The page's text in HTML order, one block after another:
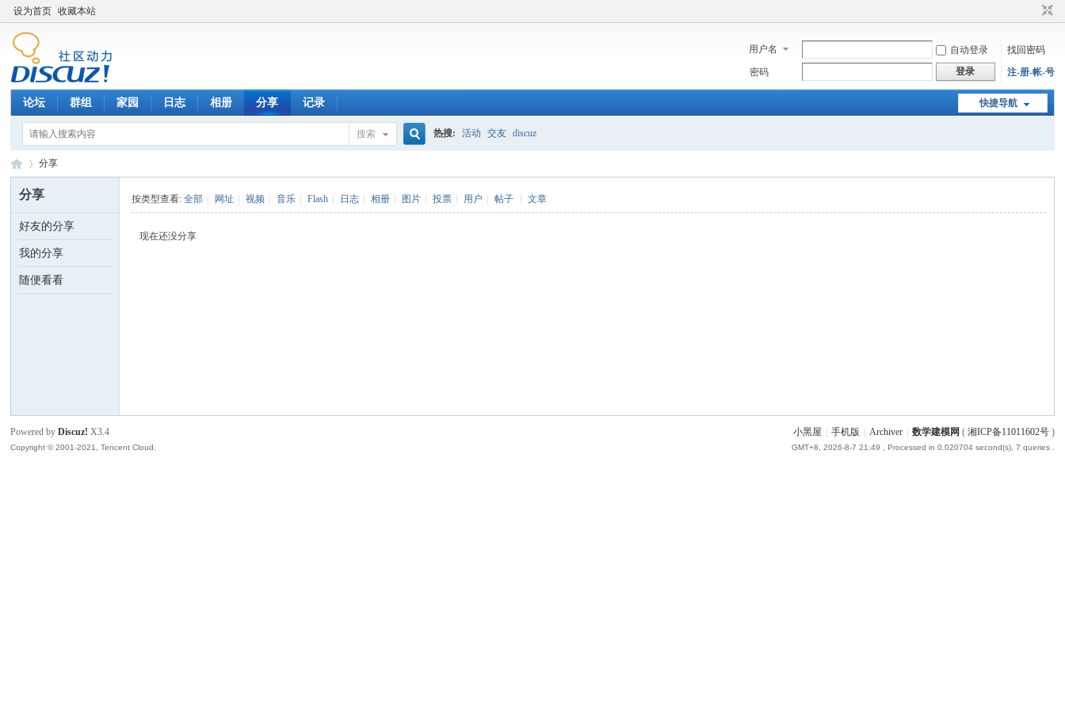
设为首页 收藏本站
用户名 自动登录
找回密码
密码
登录 注-册-帐-号
快捷导航
论坛 群组 家园 日志 相册 分享 记录
搜索 热搜: 活动 交友 discuz
数 ›
分享
分享
好友的分享
我的分享
随便看看
按类型查看:全部 网址 视频 音乐 Flash 日志 相册 图片 投票 用户 帖子 文章
现在还没分享
小黑屋 手机版 Archiver 数学建模网 ( 湘ICP备11011602号)
GMT+8, 2026-8-7 21:49 , Processed in 0.020704 second(s), 7 queries .
Powered byDiscuz! X3.4
Copyright © 2001-2021, Tencent Cloud.